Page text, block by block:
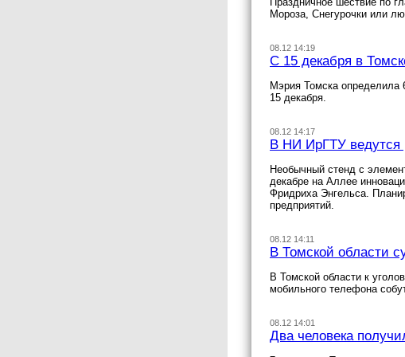
Мороза, Снегурочки или
08.12 14:19
С 15 декабря в
Мэрия Томска определила
15 декабря.
08.12 14:17
В НИ ИрГТУ ведутся
Необычный стенд с
декабре на Аллее
Фридриха Энгельса.
предприятий.
08.12 14:11
В Томской области
В Томской области к
мобильного телефона
08.12 14:01
Два человека